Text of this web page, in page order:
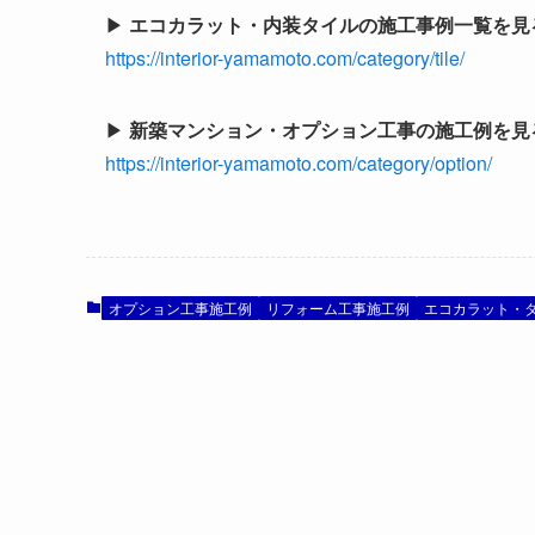
▶ エコカラット・内装タイルの施工事例一覧を見
https://interior-yamamoto.com/category/tile/
▶ 新築マンション・オプション工事の施工例を見
https://interior-yamamoto.com/category/option/
オプション工事施工例 リフォーム工事施工例 エコカラット・